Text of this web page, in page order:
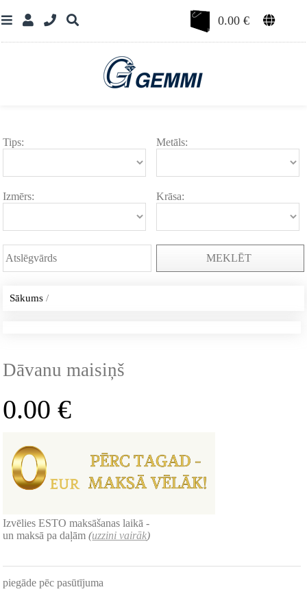
0.00€
Tips: Metāls:
Izmērs: Krāsa:
MEKLĒT
Sākums /
Dāvanu maisiņš
0.00€
Izvēlies ESTO maksāšanas laikā -
un maksā pa daļām(uzzini vairāk)
piegāde pēc pasūtījuma